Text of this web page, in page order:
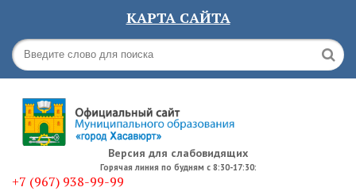
КАРТА САЙТА
Версия для слабовидящих
Горячая линия по будням с 8:30-17:30:
+7 (967) 938-99-99